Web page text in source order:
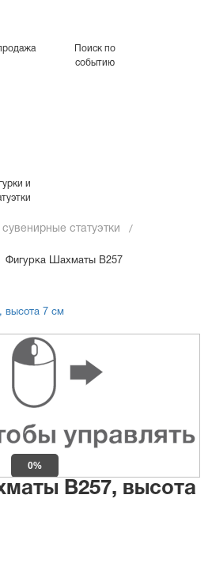
Поиск по
событию
и
статуэтки
Фигурка Шахматы B257
0%
B257, высота